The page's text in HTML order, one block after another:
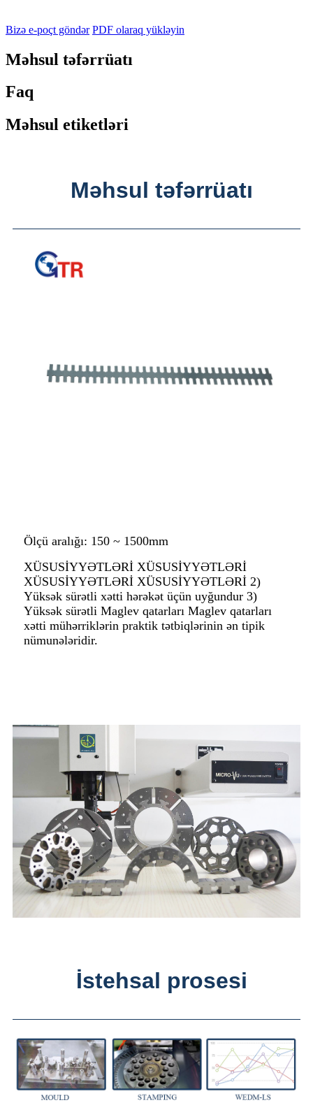
Bizə e-poçt göndər PDF olaraq yükləyin
Məhsul təfərrüatı
Faq
Məhsul etiketləri
Məhsul təfərrüatı
Ölçü aralığı: 150 ~ 1500mm
XÜSUSİYYƏTLƏRİ XÜSUSİYYƏTLƏRİ
XÜSUSİYYƏTLƏRİ XÜSUSİYYƏTLƏRİ 2)
Yüksək sürətli xətti hərəkət üçün uyğundur 3)
Yüksək sürətli Maglev qatarları Maglev qatarları
xətti mühərriklərin praktik tətbiqlərinin ən tipik
nümunələridir.
İstehsal prosesi